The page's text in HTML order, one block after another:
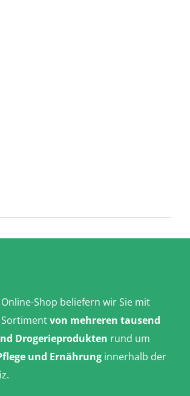
Online-Shop beliefern wir Sie mit
Sortimentvon mehreren tausend
Drogerieprodukten rund um
und Ernährung innerhalb der